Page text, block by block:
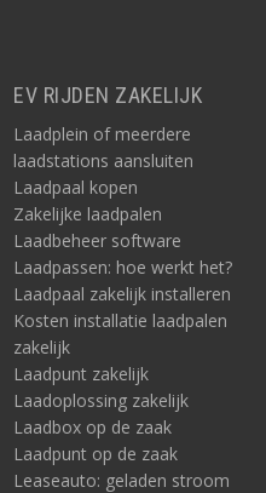
EV RIJDEN ZAKELIJK
Laadplein of meerdere
laadstations aansluiten
Laadpaal kopen
Zakelijke laadpalen
Laadbeheer software
Laadpassen: hoe werkt het?
Laadpaal zakelijk installeren
Kosten installatie laadpalen
zakelijk
Laadpunt zakelijk
Laadoplossing zakelijk
Laadbox op de zaak
Laadpunt op de zaak
Leaseauto: geladen stroom